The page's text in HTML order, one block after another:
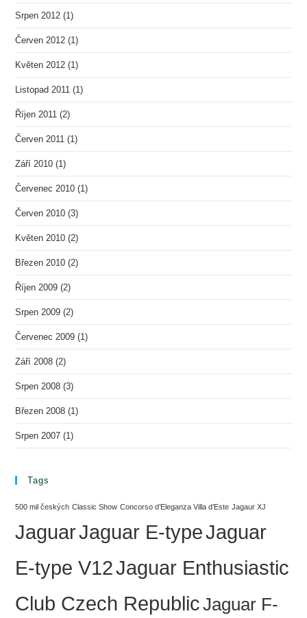
Srpen 2012 (1)
Červen 2012 (1)
Květen 2012 (1)
Listopad 2011 (1)
Říjen 2011 (2)
Červen 2011 (1)
Září 2010 (1)
Červenec 2010 (1)
Červen 2010 (3)
Květen 2010 (2)
Březen 2010 (2)
Říjen 2009 (2)
Srpen 2009 (2)
Červenec 2009 (1)
Září 2008 (2)
Srpen 2008 (3)
Březen 2008 (1)
Srpen 2007 (1)
Tags
500 mil českých Classic Show Concorso d’Eleganza Villa d’Este Jagaur XJ
JaguarJaguar E-typeJaguar
E-type V12Jaguar Enthusiastic
Club Czech RepublicJaguar F-